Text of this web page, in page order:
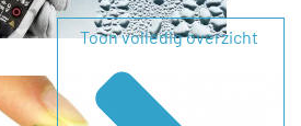
Toon volledig overzicht